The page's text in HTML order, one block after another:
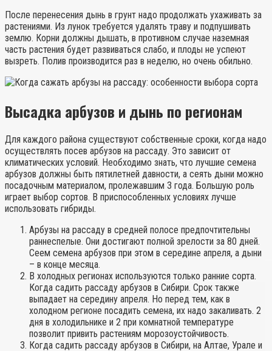
После перенесения дынь в грунт надо продолжать ухаживать за
растениями. Из лунок требуется удалять траву и подпушивать
землю. Корни должны дышать, в противном случае наземная
часть растения будет развиваться слабо, и плоды не успеют
вызреть. Полив производится раз в неделю, но очень обильно.
Высадка арбузов и дынь по регионам
Для каждого района существуют собственные сроки, когда надо
осуществлять посев арбузов на рассаду. Это зависит от
климатических условий. Необходимо знать, что лучшие семена
арбузов должны быть пятилетней давности, а сеять дыни можно
посадочным материалом, пролежавшим 3 года. Большую роль
играет выбор сортов. В приспособленных условиях лучше
использовать гибриды.
Арбузы на рассаду в средней полосе предпочтительны
раннеспелые. Они достигают полной зрелости за 80 дней.
Сеем семена арбузов при этом в середине апреля, а дыни
– в конце месяца.
В холодных регионах используются только ранние сорта.
Когда садить рассаду арбузов в Сибири. Срок также
выпадает на середину апреля. Но перед тем, как в
холодном регионе посадить семена, их надо закаливать. 2
дня в холодильнике и 2 при комнатной температуре
позволит привить растениям морозоустойчивость.
Когда садить рассаду арбузов в Сибири, на Алтае, Урале и